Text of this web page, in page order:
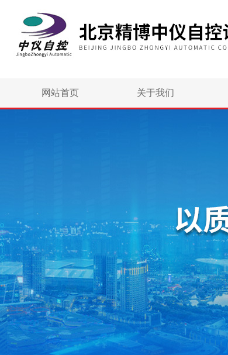
网站首页 关于我们